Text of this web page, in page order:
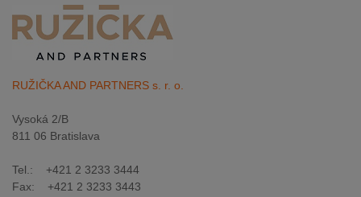
RUŽIČKA AND PARTNERS s. r. o.
Vysoká 2/B
811 06 Bratislava
Tel.: +421 2 3233 3444
Fax: +421 2 3233 3443